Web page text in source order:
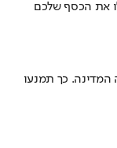
את הכסף שלכם
המדינה. כך תמנעו